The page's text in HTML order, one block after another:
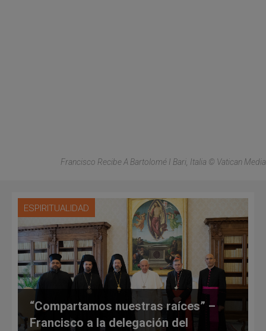
Francisco Recibe A Bartolomé I Bari, Italia © Vatican Media
ESPIRITUALIDAD
“Compartamos nuestras raíces” –
Francisco a la delegación del